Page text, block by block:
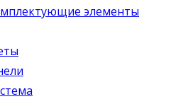
элементы